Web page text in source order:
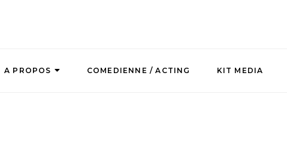
A PROPOS COMEDIENNE / ACTING KIT MEDIA